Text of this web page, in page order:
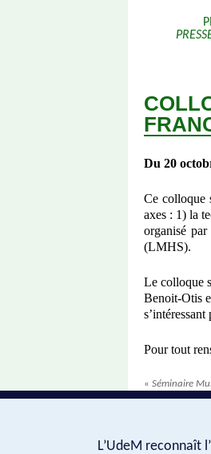
Du 20
Ce colloque
axes : 1) la
organisé par
(LMHS).
Le colloque
Benoit-Otis
Pour tout
« Séminaire
L’UdeM reconnaît